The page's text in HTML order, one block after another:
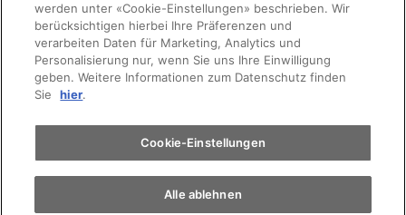
Rechtliche Hinweise Online-Chat
Cookie-Richtlinie Impressum AGB Jobs
werden unter «Cookie-Einstellungen» beschrieben. Wir
berücksichtigen hierbei Ihre Präferenzen und
verarbeiten Daten für Marketing, Analytics und
Personalisierung nur, wenn Sie uns Ihre Einwilligung
geben. Weitere Informationen zum Datenschutz finden
Sie
hier.
Cookie-Einstellungen
Alle ablehnen